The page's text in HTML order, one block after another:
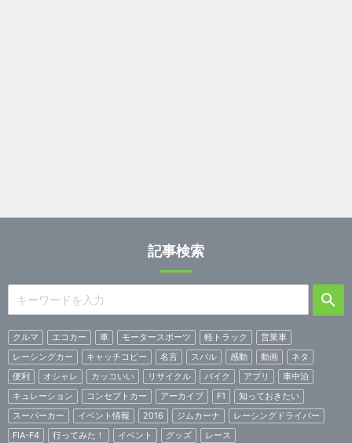
記事検索
クルマ エコカー 車 モータースポーツ 軽トラック
営業車
レーシングカー
キャッチコピー 名言 スバル 感動 動画
ネタ
便利
オシャレ カッコいい リサイクル バイク アプリ
車中泊
キュレーション
コンセプトカー アーカイブ F1
知っておきたい
スーパーカー
イベント情報 2016 ジムカーナ
レーシングドライバー
FIA-F4
行ってみた！ イベント グッズ レース